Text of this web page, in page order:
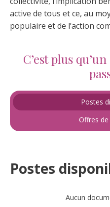
active de tous et ce, au
populaire et de l’action
C’est plus
Postes
Offres
Postes
Aucun